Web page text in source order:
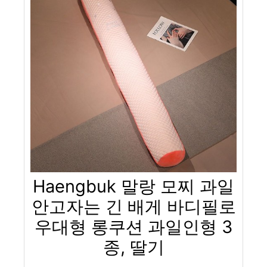
Haengbuk 말랑 모찌 과일
안고자는 긴 배게 바디필로
우대형 롱쿠션 과일인형 3
종, 딸기